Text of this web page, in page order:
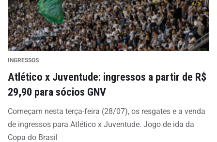
INGRESSOS
Atlético x Juventude: ingressos a partir de R$
29,90 para sócios GNV
Começam nesta terça-feira (28/07), os resgates e a venda
de ingressos para Atlético x Juventude. Jogo de ida da
Copa do Brasil